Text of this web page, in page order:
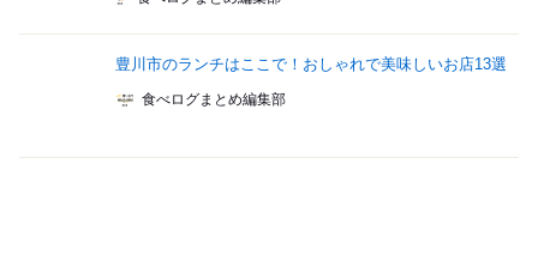
豊川市のランチはここで！おしゃれで美味しいお店13選
食べログまとめ編集部